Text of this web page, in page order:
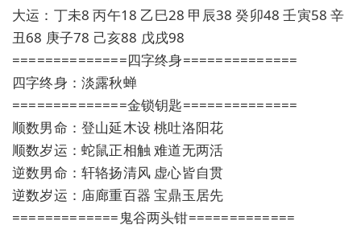
大运：丁未8 丙午18 乙巳28 甲辰38 癸卯48 壬寅58 辛
丑68 庚子78 己亥88 戊戌98
==============四字终身==============
四字终身：淡露秋蝉
==============金锁钥匙==============
顺数男命：登山延木设 桃吐洛阳花
顺数岁运：蛇鼠正相触 难道无两活
逆数男命：轩辂扬清风 虚心皆自贯
逆数岁运：庙廊重百器 宝鼎玉居先
=============鬼谷两头钳=============